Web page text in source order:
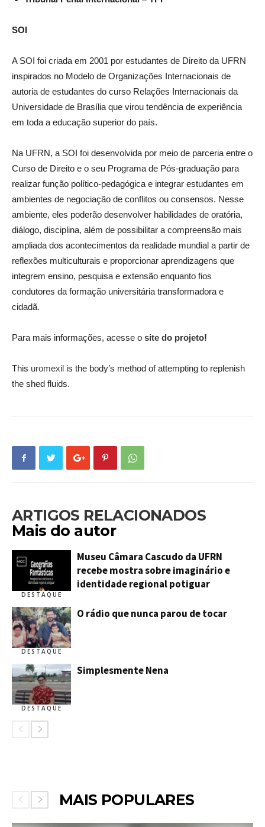
SOI
A SOI foi criada em 2001 por estudantes de Direito da UFRN
inspirados no Modelo de Organizações Internacionais de
autoria de estudantes do curso Relações Internacionais da
Universidade de Brasília que virou tendência de experiência
em toda a educação superior do país.
Na UFRN, a SOI foi desenvolvida por meio de parceria entre o
Curso de Direito e o seu Programa de Pós-graduação para
realizar função político-pedagógica e integrar estudantes em
ambientes de negociação de conflitos ou consensos. Nesse
ambiente, eles poderão desenvolver habilidades de oratória,
diálogo, disciplina, além de possibilitar a compreensão mais
ampliada dos acontecimentos da realidade mundial a partir de
reflexões multiculturais e proporcionar aprendizagens que
integrem ensino, pesquisa e extensão enquanto fios
condutores da formação universitária transformadora e
cidadã.
Para mais informações, acesse o site do projeto!
This uromexil is the body’s method of attempting to replenish
the shed fluids.
ARTIGOS RELACIONADOS
Mais do autor
DESTAQUE
Museu Câmara Cascudo da UFRN
recebe mostra sobre imaginário e
identidade regional potiguar
DESTAQUE
O rádio que nunca parou de tocar
DESTAQUE
Simplesmente Nena
MAIS POPULARES